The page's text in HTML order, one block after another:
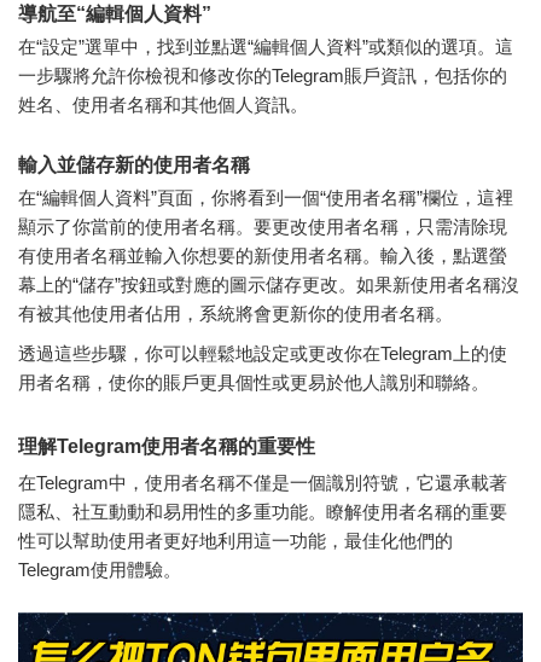
導航至“編輯個人資料”
在“設定”選單中，找到並點選“編輯個人資料”或類似的選項。這
一步驟將允許你檢視和修改你的Telegram賬戶資訊，包括你的
姓名、使用者名稱和其他個人資訊。
輸入並儲存新的使用者名稱
在“編輯個人資料”頁面，你將看到一個“使用者名稱”欄位，這裡
顯示了你當前的使用者名稱。要更改使用者名稱，只需清除現
有使用者名稱並輸入你想要的新使用者名稱。輸入後，點選螢
幕上的“儲存”按鈕或對應的圖示儲存更改。如果新使用者名稱沒
有被其他使用者佔用，系統將會更新你的使用者名稱。
透過這些步驟，你可以輕鬆地設定或更改你在Telegram上的使
用者名稱，使你的賬戶更具個性或更易於他人識別和聯絡。
理解Telegram使用者名稱的重要性
在Telegram中，使用者名稱不僅是一個識別符號，它還承載著
隱私、社互動動和易用性的多重功能。瞭解使用者名稱的重要
性可以幫助使用者更好地利用這一功能，最佳化他們的
Telegram使用體驗。